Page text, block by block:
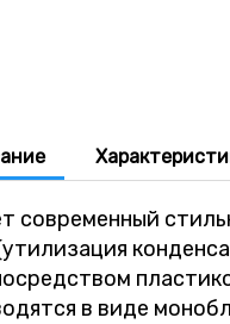
современный
в виде